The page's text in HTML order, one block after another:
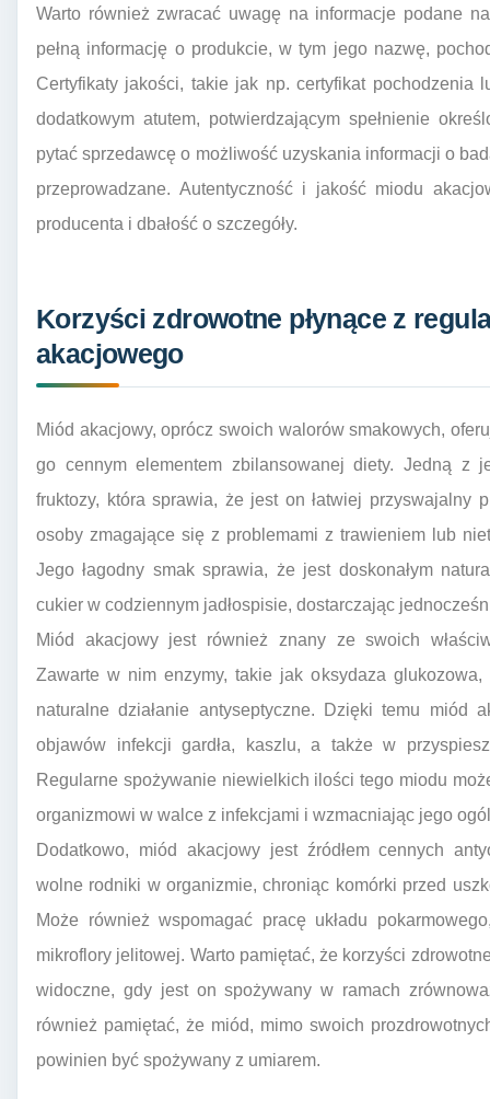
Warto również zwracać uwagę na informacje podane
pełną informację o produkcie, w tym jego nazwę,
Certyfikaty jakości, takie jak np. certyfikat pochodzenia
dodatkowym atutem, potwierdzającym spełnienie
pytać sprzedawcę o możliwość uzyskania informacji o
przeprowadzane. Autentyczność i jakość miodu
producenta i dbałość o szczegóły.
Korzyści zdrowotne płynące z
akacjowego
Miód akacjowy, oprócz swoich walorów smakowych,
go cennym elementem zbilansowanej diety. Jedną z
fruktozy, która sprawia, że jest on łatwiej przyswajalny
osoby zmagające się z problemami z trawieniem lub
Jego łagodny smak sprawia, że jest doskonałym
cukier w codziennym jadłospisie, dostarczając
Miód akacjowy jest również znany ze swoich
Zawarte w nim enzymy, takie jak oksydaza
naturalne działanie antyseptyczne. Dzięki temu miód
objawów infekcji gardła, kaszlu, a także w
Regularne spożywanie niewielkich ilości tego miodu
organizmowi w walce z infekcjami i wzmacniając jego
Dodatkowo, miód akacjowy jest źródłem cennych
wolne rodniki w organizmie, chroniąc komórki przed
Może również wspomagać pracę układu
mikroflory jelitowej. Warto pamiętać, że korzyści
widoczne, gdy jest on spożywany w ramach
również pamiętać, że miód, mimo swoich
powinien być spożywany z umiarem.